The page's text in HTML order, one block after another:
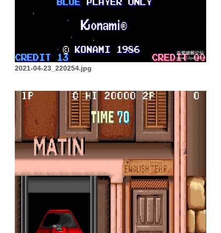
2021-04-23_220254.jpg